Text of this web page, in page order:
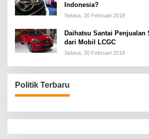
Indonesia?
Selasa, 20 Februari 2018
Daihatsu Santai Penjualan
dari Mobil LCGC
Selasa, 20 Februari 2018
Politik Terbaru